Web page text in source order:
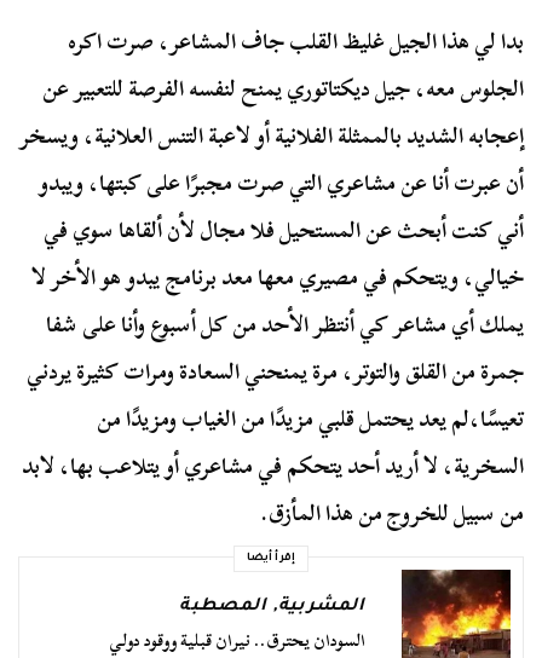
بدا لي هذا الجيل غليظ القلب جاف المشاعر، صرت اكره
الجلوس معه، جيل ديكتاتوري يمنح لنفسه الفرصة للتعبير عن
إعجابه الشديد بالممثلة الفلانية أو لاعبة التنس العلانية، ويسخر
أن عبرت أنا عن مشاعري التي صرت مجبرًا على كبتها، ويبدو
أني كنت أبحث عن المستحيل فلا مجال لأن ألقاها سوي في
خيالي، ويتحكم في مصيري معها معد برنامج يبدو هو الأخر لا
يملك أي مشاعر كي أنتظر الأحد من كل أسبوع وأنا على شفا
جمرة من القلق والتوتر، مرة يمنحني السعادة ومرات كثيرة يردني
تعيسًا،لم يعد يحتمل قلبي مزيدًا من الغياب ومزيدًا من
السخرية، لا أريد أحد يتحكم في مشاعري أو يتلاعب بها، لابد
من سبيل للخروج من هذا المأزق.
إقرأ أيضا
المشربية,المصطبة
السودان يحترق.. نيران قبلية ووقود دولي